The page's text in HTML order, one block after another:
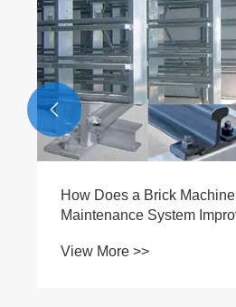
How Does a Brick
Maintenance System
View More >>
